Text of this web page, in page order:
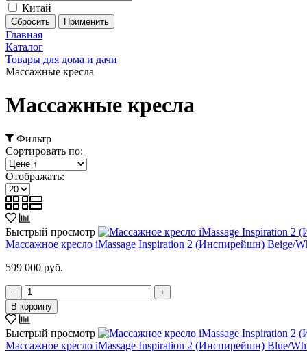
Китай
Главная
Каталог
Товары для дома и дачи
Массажные кресла
Массажные кресла
Фильтр
Сортировать по:
Отображать:
Быстрый просмотр
Массажное кресло iMassage Inspiration 2 (Инспирейшн) Beige/
599 000 руб.
−
+
В корзину
Быстрый просмотр
Массажное кресло iMassage Inspiration 2 (Инспирейшн) Blue/